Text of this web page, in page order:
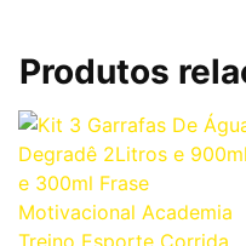
Produtos